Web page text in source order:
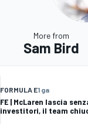
More from
Sam Bird
FORMULA E1 ga
FE | McLaren lascia
investitori, il team